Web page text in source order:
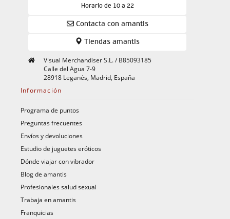
Horario de 10 a 22
Contacta con amantis
Tiendas amantis
Visual Merchandiser S.L. / B85093185
Calle del Agua 7-9
28918 Leganés, Madrid, España
Información
Programa de puntos
Preguntas frecuentes
Envíos y devoluciones
Estudio de juguetes eróticos
Dónde viajar con vibrador
Blog de amantis
Profesionales salud sexual
Trabaja en amantis
Franquicias